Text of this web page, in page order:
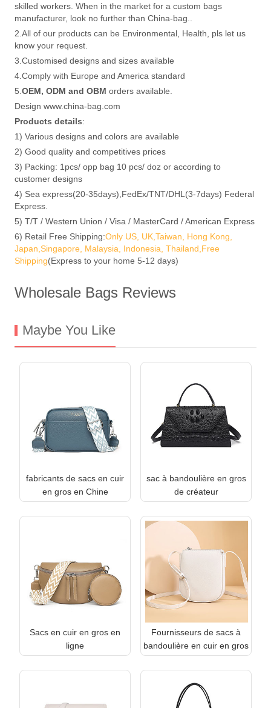
skilled workers. When in the market for a custom bags
manufacturer, look no further than China-bag..
2.All of our products can be Environmental, Health, pls let us
know your request.
3.Customised designs and sizes available
4.Comply with Europe and America standard
5. OEM, ODM and OBM orders available.
Design www.china-bag.com
Products details:
1) Various designs and colors are available
2) Good quality and competitives prices
3) Packing: 1pcs/ opp bag 10 pcs/ doz or according to
customer designs
4) Sea express(20-35days),FedEx/TNT/DHL(3-7days) Federal
Express.
5) T/T / Western Union / Visa / MasterCard / American Express
6) Retail Free Shipping:Only US, UK,Taiwan, Hong Kong,
Japan,Singapore, Malaysia, Indonesia, Thailand,Free
Shipping(Express to your home 5-12 days)
Wholesale Bags Reviews
Maybe You Like
fabricants de sacs en cuir
en gros en Chine
sac à bandoulière en gros
de créateur
Sacs en cuir en gros en
ligne
Fournisseurs de sacs à
bandoulière en cuir en gros